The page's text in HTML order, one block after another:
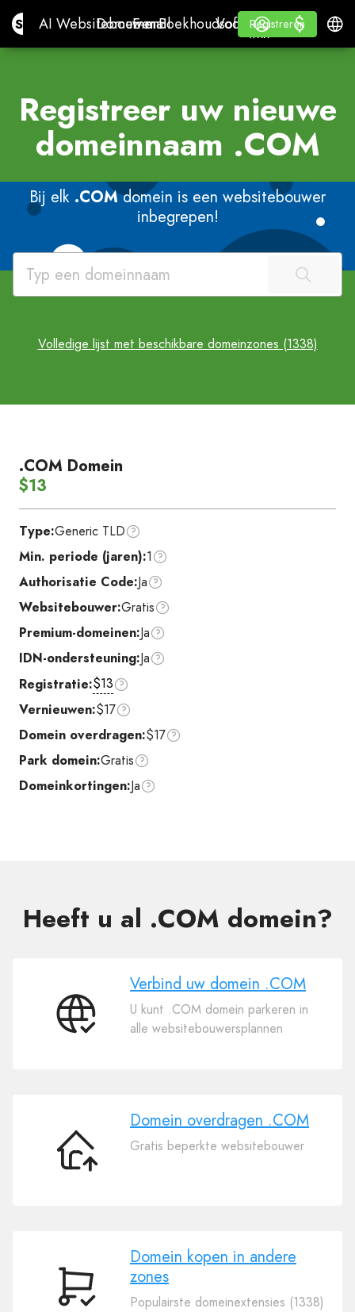
Site.proAI Websitebouwer
AI Websitebouwer
Domeinen
Domeinen
E-mail
E-mailBoekhoudsoftware
BoekhoudsoftwareVoor ResellersWhite
Voor Resellers
WHITE LABEL
Leren
Leren
Registreren
Registreren
Inloggen$
$
Registreer uw nieuwe
domeinnaam .COM
Bij elk .COMdomein is een websitebouwer
inbegrepen!
Volledige lijst met beschikbare domeinzones (1338)
.COM Domein
$13
Type:Generic TLD
Min. periode (jaren):1
Authorisatie Code:Ja
Websitebouwer:Gratis
Premium-domeinen:Ja
IDN-ondersteuning:Ja
Registratie:$13
Vernieuwen:$17
Domein overdragen:$17
Park domein:Gratis
Domeinkortingen:Ja
Heeft u al .COM domein?
Verbind
Verbind uw domein .COM
U kunt .COM domein parkeren in
alle websitebouwersplannen
Domein
overdragen
Domein overdragen .COM
Gratis beperkte websitebouwer
Domein
Domein kopen in andere
zones
Populairste domeinextensies (1338)